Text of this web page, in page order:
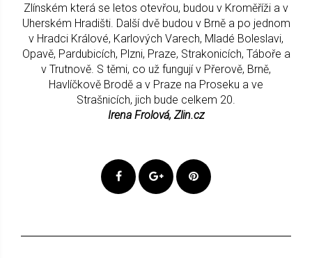
Zlínském která se letos otevřou, budou v Kroměříži a v
Uherském Hradišti. Další dvě budou v Brně a po jednom
v Hradci Králové, Karlových Varech, Mladé Boleslavi,
Opavě, Pardubicích, Plzni, Praze, Strakonicích, Táboře a
v Trutnově. S těmi, co už fungují v Přerově, Brně,
Havlíčkově Brodě a v Praze na Proseku a ve
Strašnicích, jich bude celkem 20.
Irena Frolová, Zlin.cz